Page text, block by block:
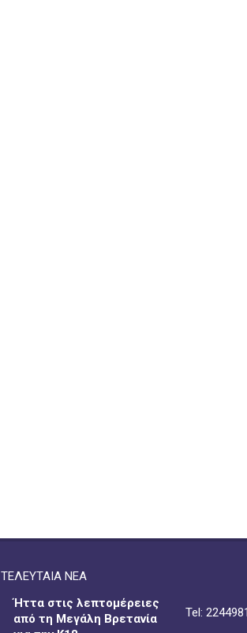
ΤΕΛΕΥΤΑΙΑ ΝΕΑ
Ήττα στις λεπτομέρειες
από τη Μεγάλη Βρετανία
Tel: